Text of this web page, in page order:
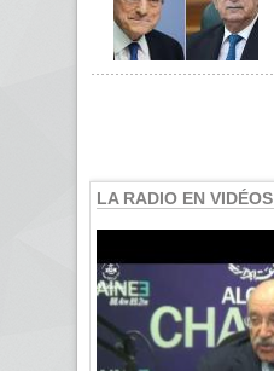
LA RADIO EN VIDÉOS